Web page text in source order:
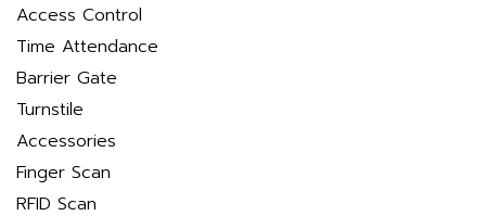
Access Control
Time Attendance
Barrier Gate
Turnstile
Accessories
Finger Scan
RFID Scan